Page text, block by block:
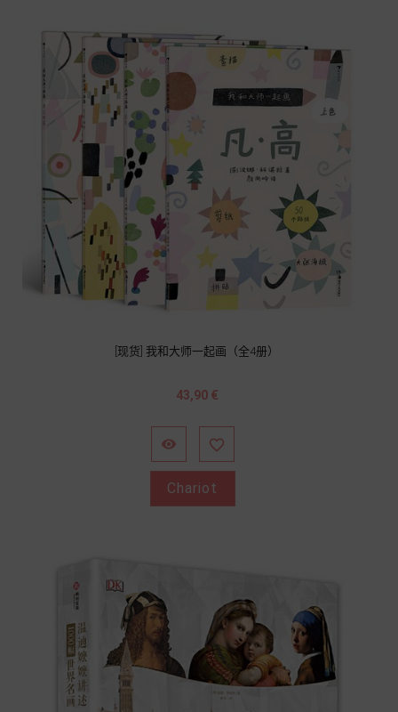
[现货] 我和大师一起画（全4册）
Prix
43,90 €
 
Chariot